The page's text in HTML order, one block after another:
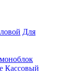
Для
Кассовый